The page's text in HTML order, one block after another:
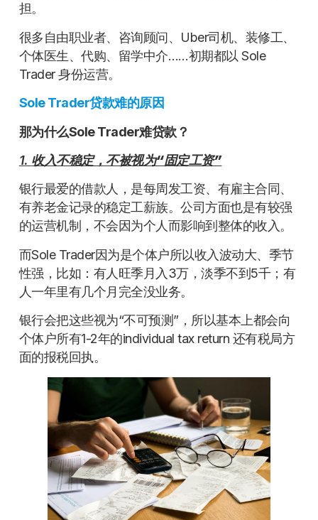
担。
很多自由职业者、咨询顾问、Uber司机、装修工、
个体医生、代购、留学中介……初期都以 Sole
Trader 身份运营。
Sole Trader贷款难的原因
那为什么SoleTrader难贷款？
1. 收入不稳定，不被视为“固定工资”
银行最爱的借款人，是每周发工资、有雇主合同、
有养老金记录的稳定工薪族。公司方面也是有较强
的运营机制，不会因为个人而影响到整体的收入。
而Sole Trader因为是个体户所以收入波动大、季节
性强，比如：有人旺季月入3万，淡季不到5千；有
人一年里有几个月完全没业务。
银行会把这些视为“不可预测”，所以基本上都会向
个体户所有1-2年的individual tax return 还有税局方
面的报税回执。